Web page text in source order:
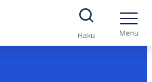
Haku Menu